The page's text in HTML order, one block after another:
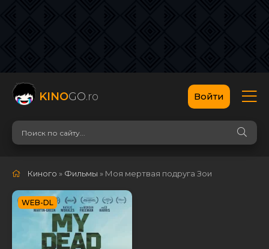
KINOGO.ro Войти
Киного » Фильмы » Моя мертвая подруга Зои
WEB-DL